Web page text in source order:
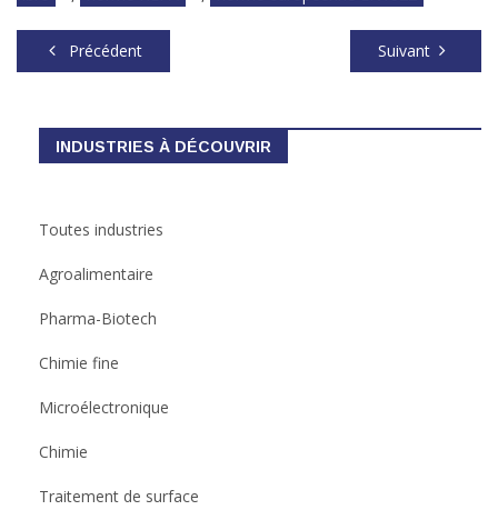
Précédent Suivant
INDUSTRIES À DÉCOUVRIR
Toutes industries
Agroalimentaire
Pharma-Biotech
Chimie fine
Microélectronique
Chimie
Traitement de surface